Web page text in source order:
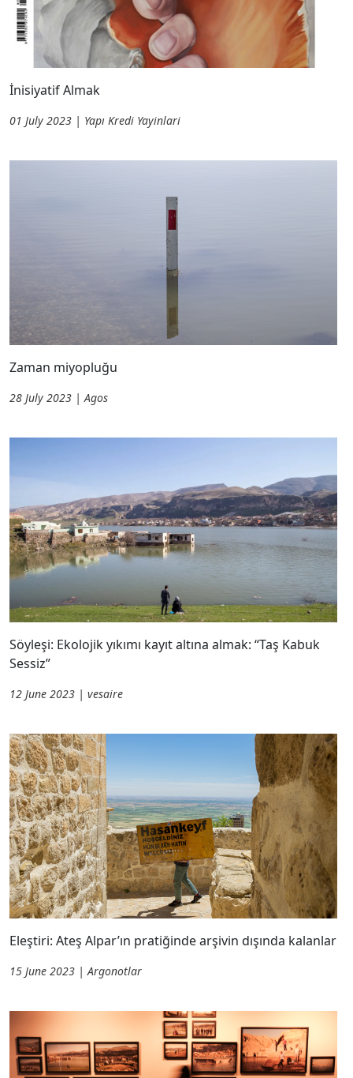
İnisiyatif Almak
01 July 2023 | Yapı Kredi Yayinlari
Zaman miyopluğu
28 July 2023 | Agos
Söyleşi: Ekolojik yıkımı kayıt altına almak: “Taş Kabuk
Sessiz”
12 June 2023 | vesaire
Eleştiri: Ateş Alpar’ın pratiğinde arşivin dışında kalanlar
15 June 2023 | Argonotlar